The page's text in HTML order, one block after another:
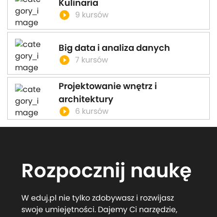
Kulinaria
play_circle_filled 9 kursów
Big data i analiza danych
play_circle_filled 7 kursów
Projektowanie wnętrz i
architektury
play_circle_filled 6 kursów
Rozpocznij naukę
W eduj.pl nie tylko zdobywasz i rozwijasz
swoje umiejętności. Dajemy Ci narzędzie,